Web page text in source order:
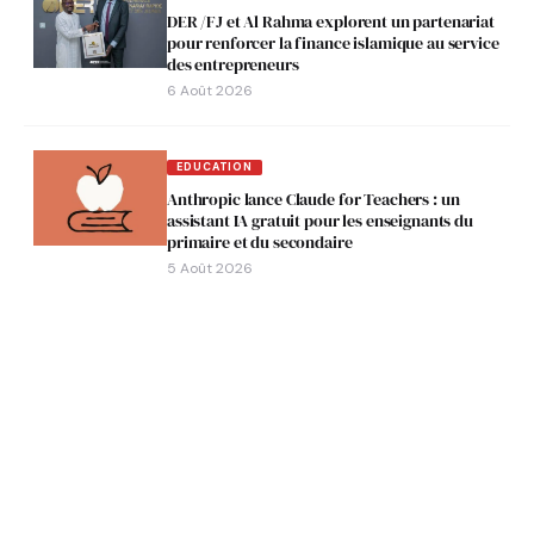
DER /FJ et Al Rahma explorent un partenariat
pour renforcer la finance islamique au service
des entrepreneurs
6 Août 2026
EDUCATION
Anthropic lance Claude for Teachers : un
assistant IA gratuit pour les enseignants du
primaire et du secondaire
5 Août 2026